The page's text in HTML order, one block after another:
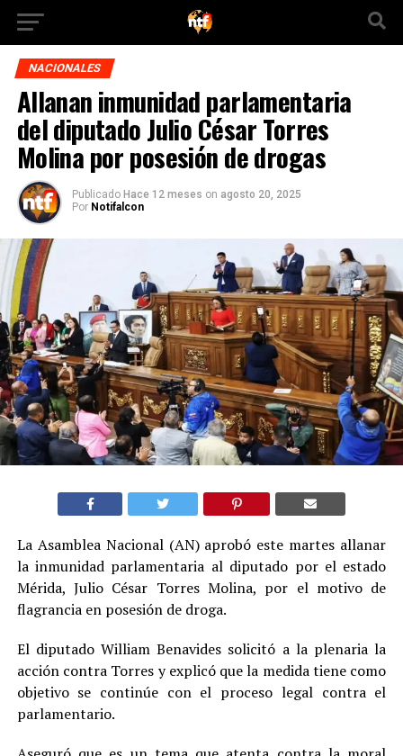
NACIONALES
Allanan inmunidad parlamentaria
del diputado Julio César Torres
Molina por posesión de drogas
Publicado Hace 12 meses on agosto 20, 2025
Por Notifalcon
La Asamblea Nacional (AN) aprobó este martes allanar
la inmunidad parlamentaria al diputado por el estado
Mérida, Julio César Torres Molina, por el motivo de
flagrancia en posesión de droga.
El diputado William Benavides solicitó a la plenaria la
acción contra Torres y explicó que la medida tiene como
objetivo se continúe con el proceso legal contra el
parlamentario.